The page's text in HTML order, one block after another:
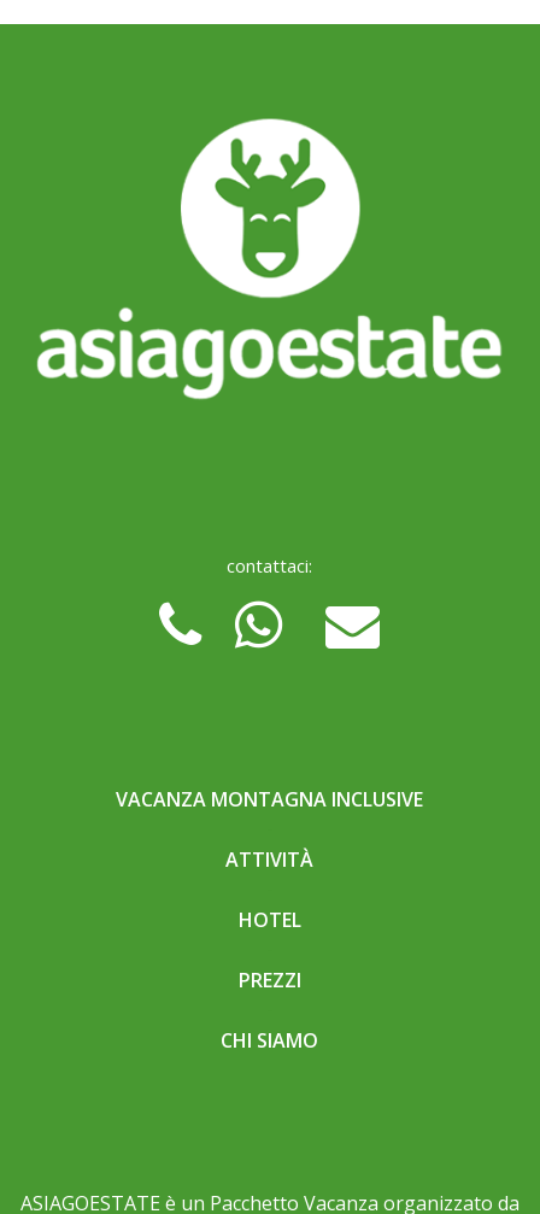
contattaci:
VACANZA MONTAGNA INCLUSIVE
ATTIVITÀ
HOTEL
PREZZI
CHI SIAMO
ASIAGOESTATE è un Pacchetto Vacanza organizzato da